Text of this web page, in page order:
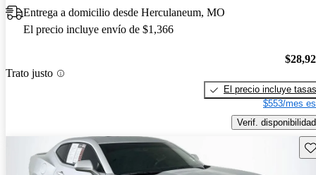
Entrega a domicilio desde Herculaneum, MO
El precio incluye envío de $1,366
Trato justo
El precio incluye tasas
$553/mes
Verif. disponibilidad